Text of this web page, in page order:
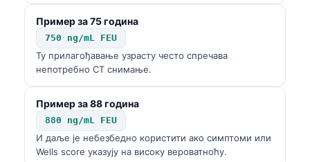
Пример за 75 година
750 ng/mL FEU
Ту прилагођавање узрасту често спречава
непотребно CT снимање.
Пример за 88 година
880 ng/mL FEU
И даље је небезбедно користити ако симптоми или
Wells score указују на високу вероватноћу.